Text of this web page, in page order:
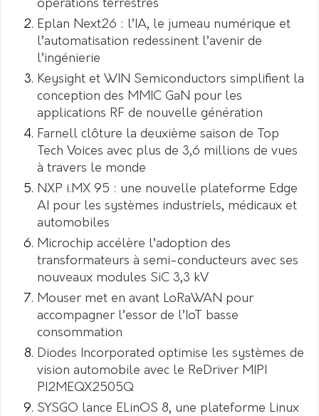
opérations terrestres
Eplan Next26 : l’IA, le jumeau numérique et
l’automatisation redessinent l’avenir de
l’ingénierie
Keysight et WIN Semiconductors simplifient la
conception des MMIC GaN pour les
applications RF de nouvelle génération
Farnell clôture la deuxième saison de Top
Tech Voices avec plus de 3,6 millions de vues
à travers le monde
NXP i.MX 95 : une nouvelle plateforme Edge
AI pour les systèmes industriels, médicaux et
automobiles
Microchip accélère l’adoption des
transformateurs à semi-conducteurs avec ses
nouveaux modules SiC 3,3 kV
Mouser met en avant LoRaWAN pour
accompagner l’essor de l’IoT basse
consommation
Diodes Incorporated optimise les systèmes de
vision automobile avec le ReDriver MIPI
PI2MEQX2505Q
SYSGO lance ELinOS 8, une plateforme Linux